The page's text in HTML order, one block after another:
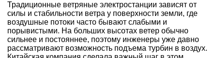
Традиционные ветряные электростанции зависят от
силы и стабильности ветра у поверхности земли, где
воздушные потоки часто бывают слабыми и
порывистыми. На больших высотах ветер обычно
сильнее и постояннее, поэтому инженеры уже давно
рассматривают возможность подъема турбин в воздух.